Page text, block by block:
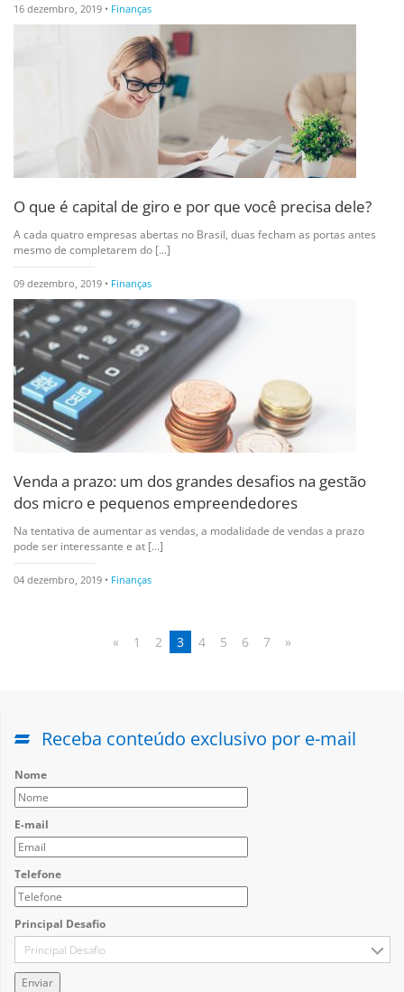
16 dezembro, 2019 • Finanças
O que é capital de giro e por que você precisa dele?
A cada quatro empresas abertas no Brasil, duas fecham as portas antes
mesmo de completarem do [...]
09 dezembro, 2019 • Finanças
Venda a prazo: um dos grandes desafios na gestão
dos micro e pequenos empreendedores
Na tentativa de aumentar as vendas, a modalidade de vendas a prazo
pode ser interessante e at [...]
04 dezembro, 2019 • Finanças
« 1 2 3 4 5 6 7 »
Receba conteúdo exclusivo por e-mail
Nome
E-mail
Telefone
Principal Desafio
Principal Desafio